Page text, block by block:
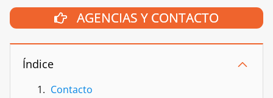
AGENCIAS Y CONTACTO
Índice
Contacto